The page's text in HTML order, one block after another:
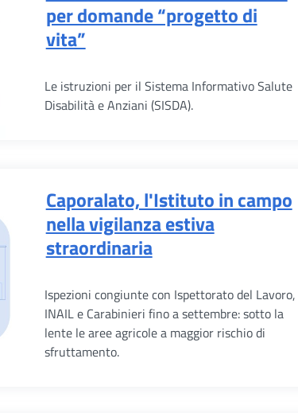
per domande “progetto di
vita”
Le istruzioni per il Sistema Informativo Salute
Disabilità e Anziani (SISDA).
Caporalato, l'Istituto in campo
nella vigilanza estiva
straordinaria
Ispezioni congiunte con Ispettorato del Lavoro,
INAIL e Carabinieri fino a settembre: sotto la
lente le aree agricole a maggior rischio di
sfruttamento.